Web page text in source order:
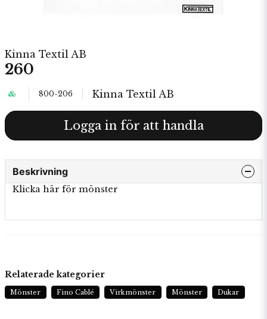
Kinna Textil AB
260
800-206 Kinna Textil AB
Logga in för att handla
Beskrivning
Klicka här för mönster
Relaterade kategorier
Mönster Fino Cablé Virkmönster Mönster Dukar